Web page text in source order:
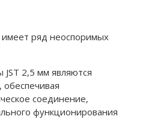
ряд неоспоримых
2,5 мм являются
соединение,
функционирования